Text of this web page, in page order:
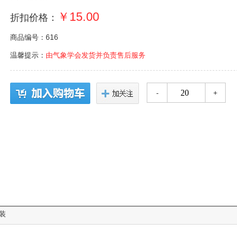
折扣价格： ￥15.00
商品编号：616
温馨提示： 由气象学会发货并负责售后服务
- +